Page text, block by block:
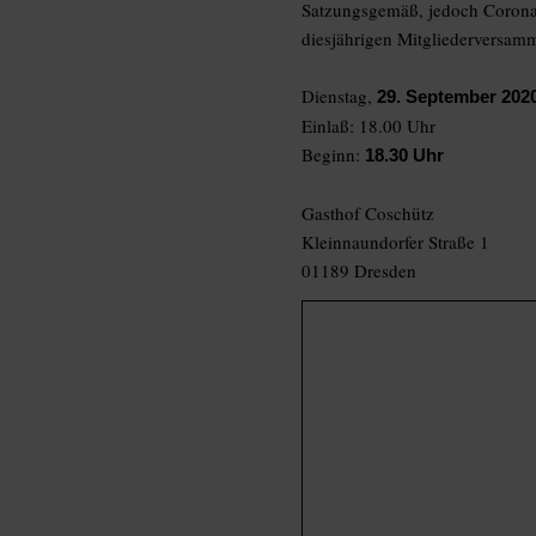
Satzungsgemäß, jedoch
diesjährigen
Dienstag, 29. September
Einlaß: 18.00 Uhr
Beginn: 18.30 Uhr
Gasthof Coschütz
Kleinnaundorfer Straße 1
01189 Dresden